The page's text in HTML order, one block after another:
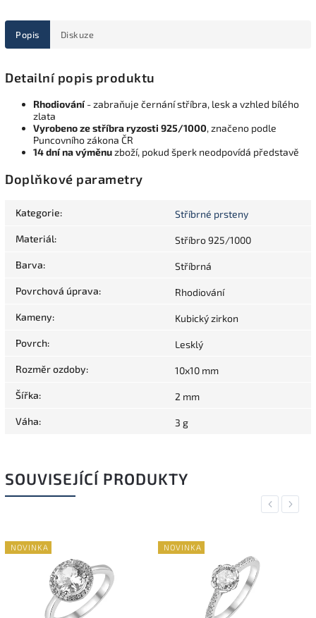
Popis Diskuze
Detailní popis produktu
Rhodiování- zabraňuje černání stříbra, lesk a vzhled bílého
zlata
Vyrobeno ze stříbra ryzosti 925/1000, značeno podle
Puncovního zákona ČR
14 dní na výměnuzboží, pokud šperk neodpovídá představě
Doplňkové parametry
Kategorie: Stříbrné prsteny
Materiál: Stříbro 925/1000
Barva: Stříbrná
Povrchová úprava: Rhodiování
Kameny: Kubický zirkon
Povrch: Lesklý
Rozměr ozdoby: 10x10 mm
Šířka: 2 mm
Váha: 3 g
SOUVISEJÍCÍ PRODUKTY
Previous
NOVINKA NOVINKA
Next